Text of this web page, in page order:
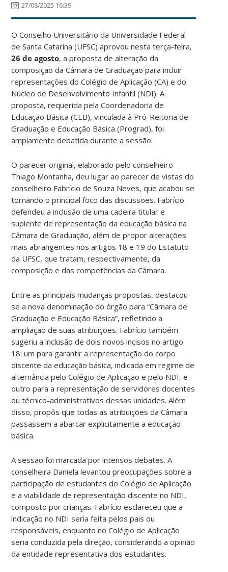
27/08/2025 16:39
O Conselho Universitário da Universidade Federal
de Santa Catarina (UFSC) aprovou nesta terça-feira,
26 de agosto, a proposta de alteração da
composição da Câmara de Graduação para incluir
representações do Colégio de Aplicação (CA) e do
Núcleo de Desenvolvimento Infantil (NDI). A
proposta, requerida pela Coordenadoria de
Educação Básica (CEB), vinculada à Pró-Reitoria de
Graduação e Educação Básica (Prograd), foi
amplamente debatida durante a sessão.
O parecer original, elaborado pelo conselheiro
Thiago Montanha, deu lugar ao parecer de vistas do
conselheiro Fabrício de Souza Neves, que acabou se
tornando o principal foco das discussões. Fabrício
defendeu a inclusão de uma cadeira titular e
suplente de representação da educação básica na
Câmara de Graduação, além de propor alterações
mais abrangentes nos artigos 18 e 19 do Estatuto
da UFSC, que tratam, respectivamente, da
composição e das competências da Câmara.
Entre as principais mudanças propostas, destacou-
se a nova denominação do órgão para “Câmara de
Graduação e Educação Básica”, refletindo a
ampliação de suas atribuições. Fabrício também
sugeriu a inclusão de dois novos incisos no artigo
18: um para garantir a representação do corpo
discente da educação básica, indicada em regime de
alternância pelo Colégio de Aplicação e pelo NDI, e
outro para a representação de servidores docentes
ou técnico-administrativos dessas unidades. Além
disso, propôs que todas as atribuições da Câmara
passassem a abarcar explicitamente a educação
básica.
A sessão foi marcada por intensos debates. A
conselheira Daniela levantou preocupações sobre a
participação de estudantes do Colégio de Aplicação
e a viabilidade de representação discente no NDI,
composto por crianças. Fabrício esclareceu que a
indicação no NDI seria feita pelos pais ou
responsáveis, enquanto no Colégio de Aplicação
seria conduzida pela direção, considerando a opinião
da entidade representativa dos estudantes.